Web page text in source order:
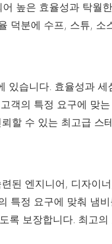
높은 효율성과 탁월
덕분에 수프, 스튜,
습니다. 효율성과
객의 특정 요구에 맞
할 수 있는 최고급 스
된 엔지니어, 디자이
특정 요구에 맞춰 냄
보장합니다. 최고